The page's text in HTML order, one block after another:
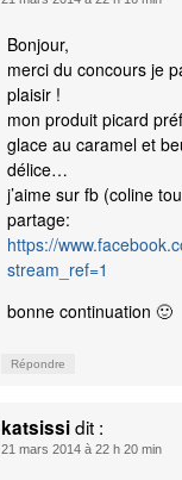
Bonjour,
merci du concours je
plaisir !
mon produit picard
glace au caramel et
délice…
j’aime sur fb (coline
partage:
https://
stream_ref=1
bonne continuation 🙂
Répondre
katsissidit :
21 mars 2014 à 22 h 20 min